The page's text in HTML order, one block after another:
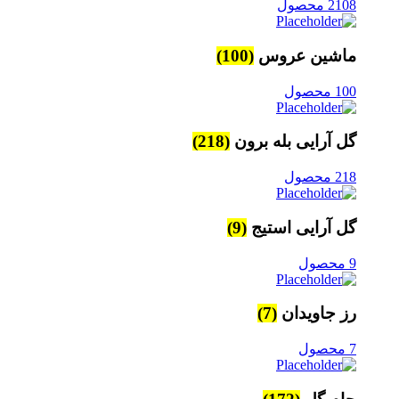
2108 محصول
ماشین عروس (100)
100 محصول
گل آرایی بله برون (218)
218 محصول
گل آرایی استیج (9)
9 محصول
رز جاویدان (7)
7 محصول